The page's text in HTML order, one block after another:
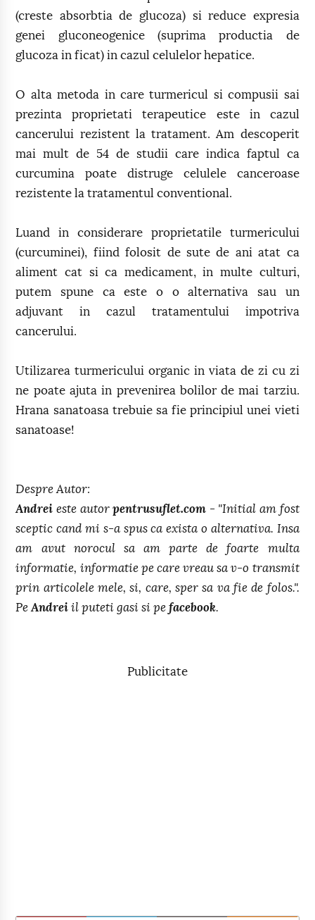
(creste absorbtia de glucoza) si reduce expresia
genei gluconeogenice (suprima productia de
glucoza in ficat) in cazul celulelor hepatice.
O alta metoda in care turmericul si compusii sai
prezinta proprietati terapeutice este in cazul
cancerului rezistent la tratament. Am descoperit
mai mult de 54 de studii care indica faptul ca
curcumina poate distruge celulele canceroase
rezistente la tratamentul conventional.
Luand in considerare proprietatile turmericului
(curcuminei), fiind folosit de sute de ani atat ca
aliment cat si ca medicament, in multe culturi,
putem spune ca este o o alternativa sau un
adjuvant in cazul tratamentului impotriva
cancerului.
Utilizarea turmericului organic in viata de zi cu zi
ne poate ajuta in prevenirea bolilor de mai tarziu.
Hrana sanatoasa trebuie sa fie principiul unei vieti
sanatoase!
Despre Autor:
Andrei este autorpentrusuflet.com - "Initial am fost
sceptic cand mi s-a spus ca exista o alternativa. Insa
am avut norocul sa am parte de foarte multa
informatie, informatie pe care vreau sa v-o transmit
prin articolele mele, si, care, sper sa va fie de folos.".
PeAndrei il puteti gasi si pefacebook.
Publicitate